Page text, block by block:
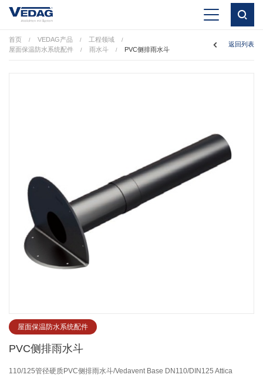
首页 / VEDAG产品 / 工程领域 /
屋面保温防水系统配件 / 雨水斗 / PVC侧排雨水斗
返回列表
屋面保温防水系统配件
PVC侧排雨水斗
110/125管径硬质PVC侧排雨水斗/Vedavent Base DN110/DIN125 Attica